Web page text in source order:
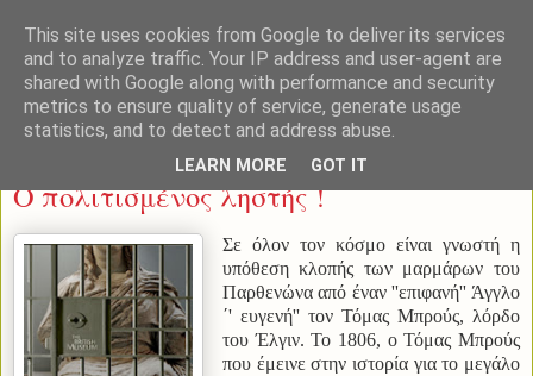
Παρασκευή 14 Μαρτίου 2014
Ο πολιτισμένος ληστής !
Σε όλον τον κόσμο είναι γνωστή η
υπόθεση κλοπής των μαρμάρων του
Παρθενώνα από έναν ''επιφανή'' Άγγλο
΄' ευγενή'' τον Τόμας Μπρούς, λόρδο
του Έλγιν. Το 1806, ο Τόμας Μπρούς
που έμεινε στην ιστορία για το μεγάλο
This site uses cookies from Google to deliver its services
and to analyze traffic. Your IP address and user-agent are
shared with Google along with performance and security
metrics to ensure quality of service, generate usage
statistics, and to detect and address abuse.
LEARN MORE GOT IT